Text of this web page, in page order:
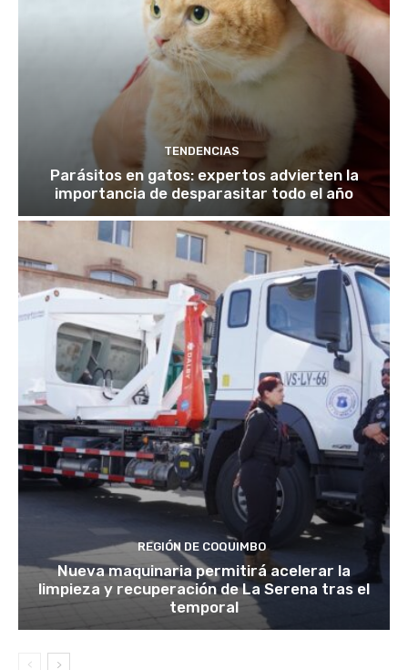
TENDENCIAS
Parásitos en gatos: expertos advierten la
importancia de desparasitar todo el año
REGIÓN DE COQUIMBO
Nueva maquinaria permitirá acelerar la
limpieza y recuperación de La Serena tras el
temporal